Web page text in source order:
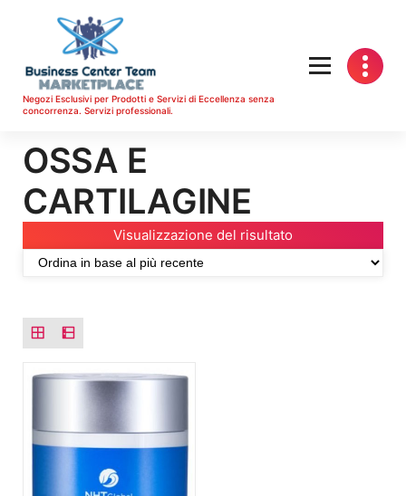
contenuto
Negozi Esclusivi per Prodotti e Servizi di Eccellenza senza
concorrenza. Servizi professionali.
OSSA E
CARTILAGINE
Visualizzazione del risultato